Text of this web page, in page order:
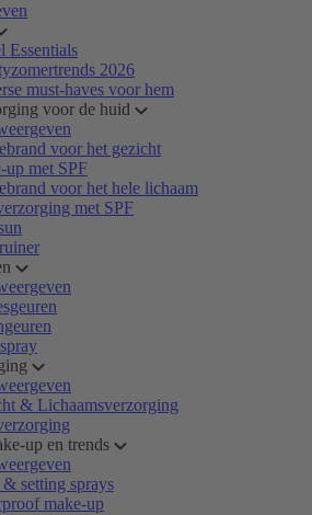
Essentials
2026
must-haves voor hem
voor de huid
voor het gezicht
up met SPF
voor het hele lichaam
met SPF
& Lichaamsverzorging
up en trends
setting sprays
make-up